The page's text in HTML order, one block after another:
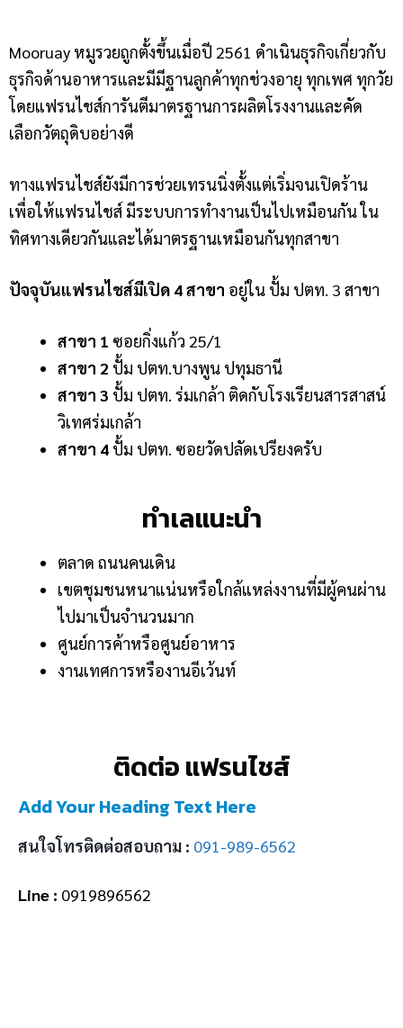
Mooruay หมูรวยถูกตั้งขึ้นเมื่อปี 2561 ดำเนินธุรกิจเกี่ยวกับ
ธุรกิจด้านอาหารและมีมีฐานลูกค้าทุกช่วงอายุ ทุกเพศ ทุกวัย
โดยแฟรนไชส์การันตีมาตรฐานการผลิตโรงงานและคัด
เลือกวัตถุดิบอย่างดี
ทางแฟรนไชส์ยังมีการช่วยเทรนนิ่งตั้งแต่เริ่มจนเปิดร้าน
เพื่อให้แฟรนไชส์ มีระบบการทำงานเป็นไปเหมือนกัน ใน
ทิศทางเดียวกันและได้มาตรฐานเหมือนกันทุกสาขา
ปัจจุบันแฟรนไชส์มีเปิด 4 สาขา อยู่ใน ปั้ม ปตท. 3 สาขา
สาขา 1 ซอยกิ่งแก้ว 25/1
สาขา 2 ปั้ม ปตท.บางพูน ปทุมธานี
สาขา 3 ปั้ม ปตท. ร่มเกล้า ติดกับโรงเรียน​สาร​สาสน์​
วิเทศ​ร่มเกล้า
สาขา 4 ปั้ม ปตท. ซอยวัดปลัดเปรียง​ครับ
ทำเลแนะนำ
ตลาด ถนนคนเดิน
เขตชุมชนหนาแน่นหรือใกล้แหล่งงานที่มีผู้คนผ่าน
ไปมาเป็นจำนวนมาก
ศูนย์การค้าหรือศูนย์อาหาร
งานเทศการหรืองานอีเว้นท์
ติดต่อ แฟรนไชส์
Add Your Heading Text Here
สนใจโทรติดต่อสอบถาม : 091-989-6562
Line : 0919896562